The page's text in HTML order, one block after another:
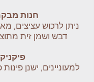
חנות
ניתן לרכוש עציצים,
דבש ושמן זית
פיקניק
למעוניינים, ישנן